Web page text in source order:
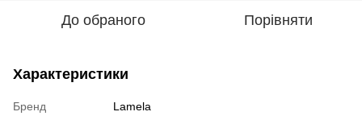
До обраного Порівняти
Характеристики
Бренд
Lamela